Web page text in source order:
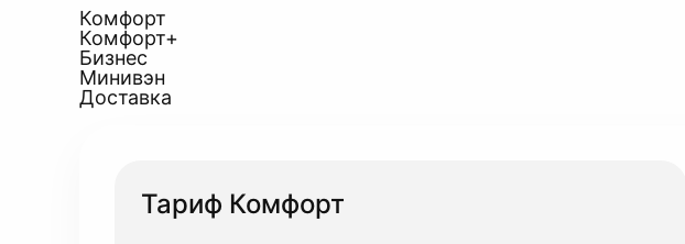
Комфорт
Комфорт+
Бизнес
Минивэн
Доставка
Тариф Комфорт